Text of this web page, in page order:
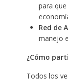
para
Red de
manejo
¿Cómo
Todos los